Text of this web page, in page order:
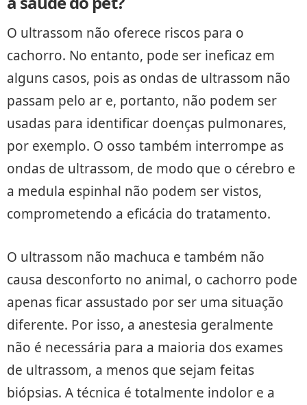
O ultrassom não oferece riscos para o
cachorro. No entanto, pode ser ineficaz em
alguns casos, pois as ondas de ultrassom não
passam pelo ar e, portanto, não podem ser
usadas para identificar doenças pulmonares,
por exemplo. O osso também interrompe as
ondas de ultrassom, de modo que o cérebro e
a medula espinhal não podem ser vistos,
comprometendo a eficácia do tratamento.
O ultrassom não machuca e também não
causa desconforto no animal, o cachorro pode
apenas ficar assustado por ser uma situação
diferente. Por isso, a anestesia geralmente
não é necessária para a maioria dos exames
de ultrassom, a menos que sejam feitas
biópsias. A técnica é totalmente indolor e a